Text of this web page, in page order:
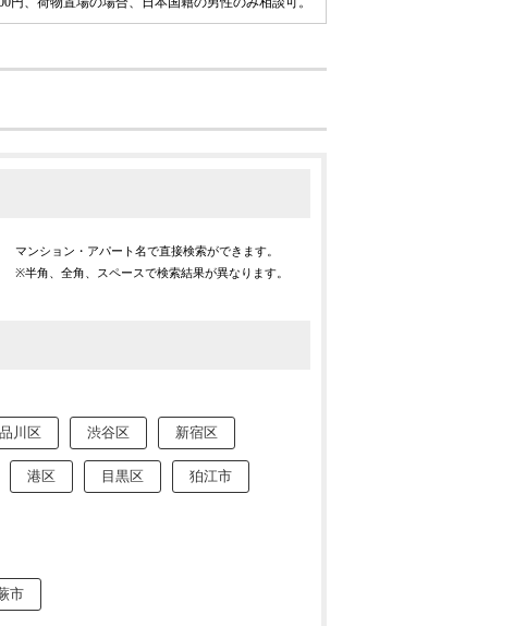
マンション・アパート名で直接検索ができます。
※半角、全角、スペースで検索結果が異なります。
品川区 渋谷区 新宿区
港区 目黒区 狛江市
市